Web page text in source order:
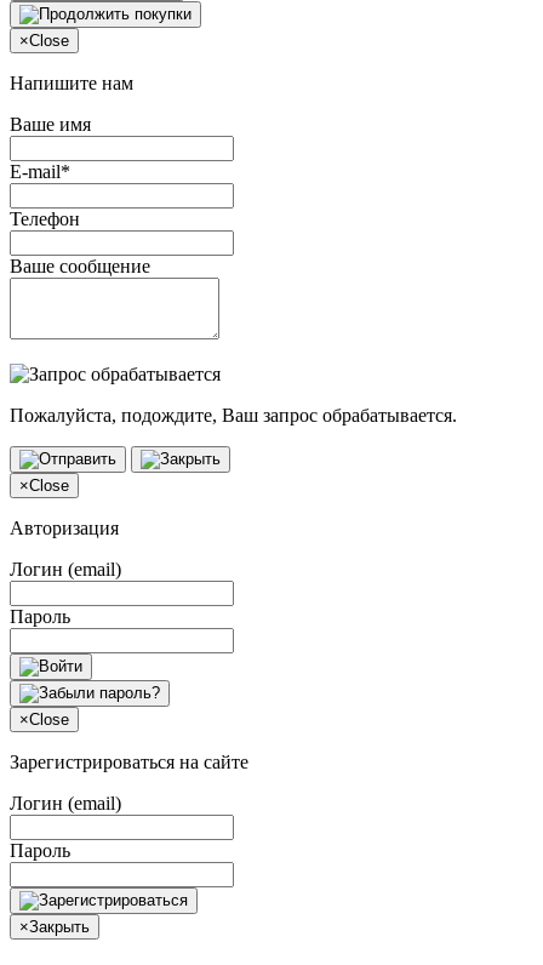
×Close
Напишите нам
Ваше имя
E-mail*
Телефон
Ваше сообщение
Пожалуйста, подождите, Ваш запрос обрабатывается.
×Close
Авторизация
Логин (email)
Пароль
×Close
Зарегистрироваться на сайте
Логин (email)
Пароль
×Закрыть